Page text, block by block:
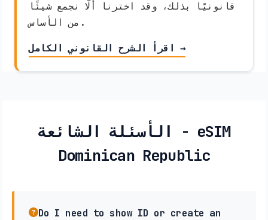
قانونيًا بذلك، وقد اخترنا ألّا نجمع شيئًا
من الأساس.
اقرأ الشرح القانوني الكامل →
الأسئلة الشائعة - eSIM
Dominican Republic
Do I need to show ID or create an